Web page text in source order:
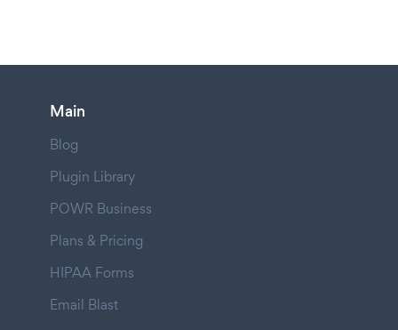
Main
Blog
Plugin Library
POWR Business
Plans & Pricing
HIPAA Forms
Email Blast